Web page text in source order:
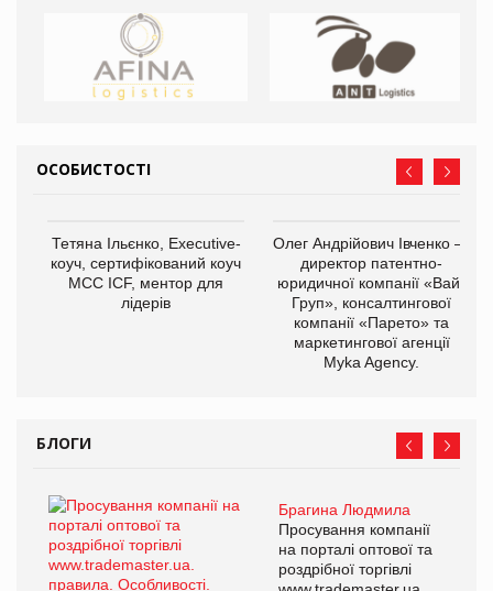
ОСОБИСТОСТІ
Тетяна Ільєнко, Executive-
коуч, сертифікований коуч
МСС ICF, ментор для
лідерів
Олег Андрійович Івченко —
директор патентно-
юридичної компанії «Вайз
Груп», консалтингової
компанії «Парето» та
маркетингової агенції
Myka Agency.
БЛОГИ
Брагина Людмила
Просування компанії
на порталі оптової та
роздрібної торгівлі